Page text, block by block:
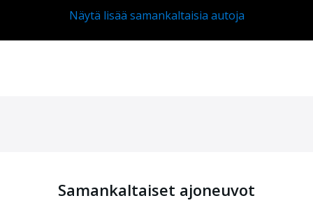
Näytä lisää samankaltaisia autoja
Samankaltaiset ajoneuvot